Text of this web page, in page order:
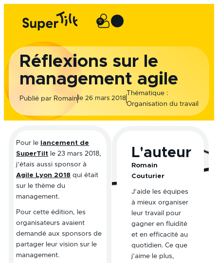
Aller
contenu
0
Panier
Réflexions sur le
management agile
Publié parRomain le 26 mars 2018
Thématique :
Organisation du travail
Pour le
lancement de
SuperTilt le 23 mars 2018,
j’étais aussi sponsor à
Agile Lyon 2018 qui était
sur le thème du
management.
Pour cette édition, les
organisateurs avaient
demandé aux sponsors de
partager leur vision sur le
management.
L'auteur
Romain
Couturier
J’aide les équipes
à mieux organiser
leur travail pour
gagner en fluidité
et en efficacité au
quotidien. Ce que
j’aime le plus,